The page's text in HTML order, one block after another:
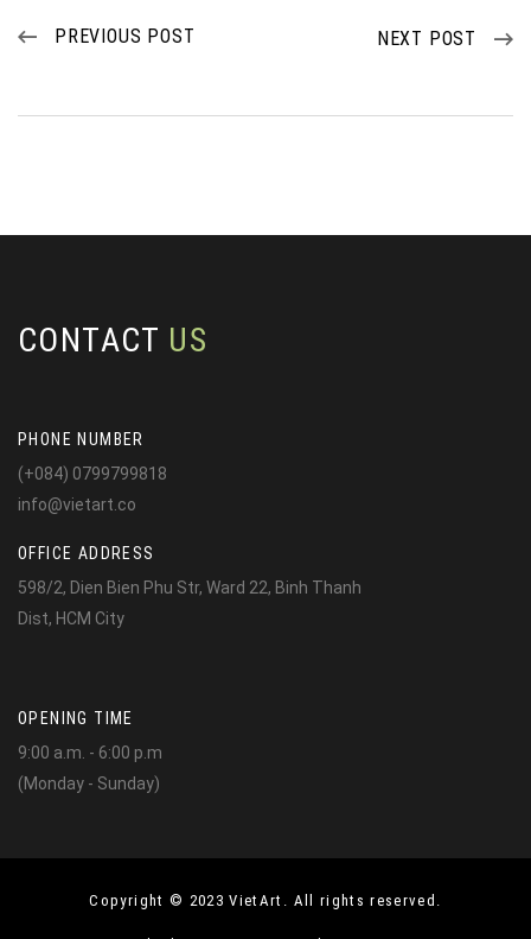
PREVIOUS POST NEXT POST
CONTACT US
PHONE NUMBER
(+084) 0799799818
info@vietart.co
OFFICE ADDRESS
598/2, Dien Bien Phu Str, Ward 22, Binh Thanh
Dist, HCM City
OPENING TIME
9:00 a.m. - 6:00 p.m
(Monday - Sunday)
Copyright © 2023 VietArt. All rights reserved.